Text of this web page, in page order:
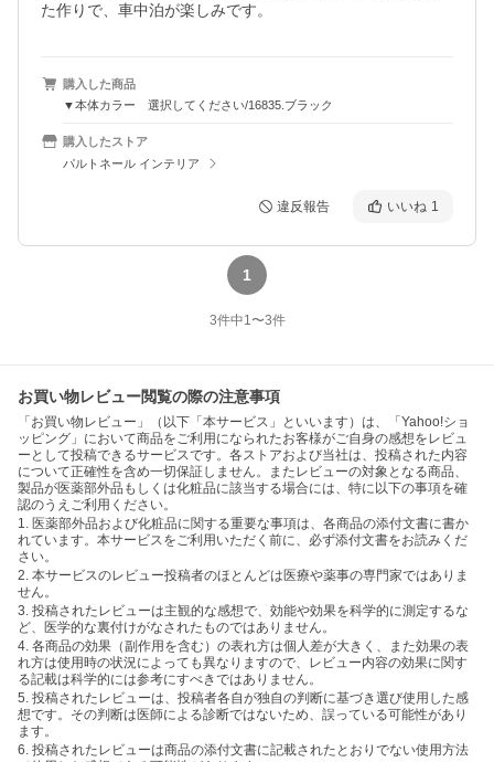
た作りで、車中泊が楽しみです。
購入した商品
▼本体カラー 選択してください/16835.ブラック
購入したストア
パルトネール インテリア
違反報告 いいね 1
1
3件中1〜3件
お買い物レビュー閲覧の際の注意事項
「お買い物レビュー」（以下「本サービス」といいます）は、「Yahoo!ショ
ッピング」において商品をご利用になられたお客様がご自身の感想をレビュ
ーとして投稿できるサービスです。各ストアおよび当社は、投稿された内容
について正確性を含め一切保証しません。またレビューの対象となる商品、
製品が医薬部外品もしくは化粧品に該当する場合には、特に以下の事項を確
認のうえご利用ください。
1. 医薬部外品および化粧品に関する重要な事項は、各商品の添付文書に書か
れています。本サービスをご利用いただく前に、必ず添付文書をお読みくだ
さい。
2. 本サービスのレビュー投稿者のほとんどは医療や薬事の専門家ではありま
せん。
3. 投稿されたレビューは主観的な感想で、効能や効果を科学的に測定するな
ど、医学的な裏付けがなされたものではありません。
4. 各商品の効果（副作用を含む）の表れ方は個人差が大きく、また効果の表
れ方は使用時の状況によっても異なりますので、レビュー内容の効果に関す
る記載は科学的には参考にすべきではありません。
5. 投稿されたレビューは、投稿者各自が独自の判断に基づき選び使用した感
想です。その判断は医師による診断ではないため、誤っている可能性があり
ます。
6. 投稿されたレビューは商品の添付文書に記載されたとおりでない使用方法